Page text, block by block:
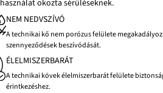
használat okozta sérüléseknek.
NEM NEDVSZÍVÓ
A technikai kő nem porózus felülete
szennyeződések beszívódását.
ÉLELMISZERBARÁT
A technikai kövek élelmiszerbarát felülete
érintkezéshez.